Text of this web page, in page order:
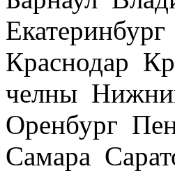
Краснодар
челны
Оренбург
Самара